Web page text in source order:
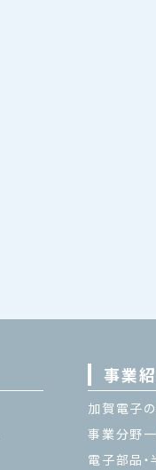
事業
加賀電子
事業分野
電子部品